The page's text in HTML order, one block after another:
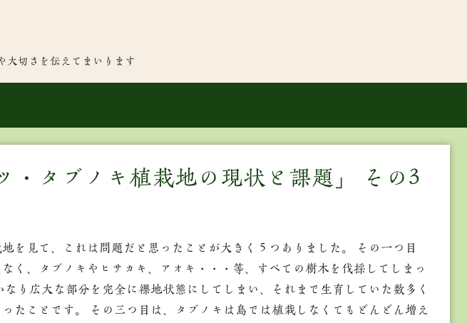
大切さを伝えてまいります
・タブノキ植栽地の現状と課題」 その3
を見て、これは問題だと思ったことが大きく５つありました。 その一つ目
く、タブノキやヒサカキ、アオキ・・・等、すべての樹木を伐採してしまっ
り広大な部分を完全に裸地状態にしてしまい、それまで生育していた数多く
たことです。 その三つ目は、タブノキは島では植栽しなくてもどんどん増え